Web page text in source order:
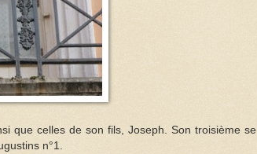
que celles de son fils, Joseph. Son troisième se
n°1.